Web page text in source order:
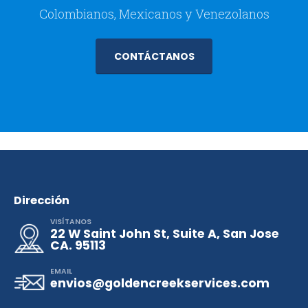
Colombianos, Mexicanos y Venezolanos
CONTÁCTANOS
Dirección
VISÍTANOS
22 W Saint John St, Suite A, San Jose
CA. 95113
EMAIL
envios@goldencreekservices.com